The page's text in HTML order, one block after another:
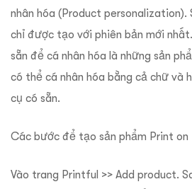
nhân hóa (Product personalization).
chỉ được tạo với phiên bản mới
sẵn để cá nhân hóa là những sản
có thể cá nhân hóa bằng cả chữ và
cụ có sẵn.
Các bước để tạo sản phẩm Print on
Vào trang Printful >> Add product.